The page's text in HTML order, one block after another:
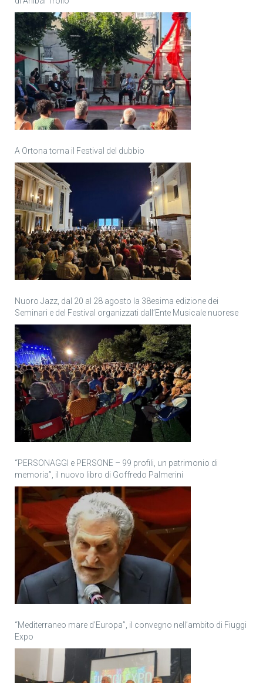
A Ortona torna il Festival del dubbio
Nuoro Jazz, dal 20 al 28 agosto la 38esima edizione dei
Seminari e del Festival organizzati dall’Ente Musicale nuorese
“PERSONAGGI e PERSONE – 99 profili, un patrimonio di
memoria”, il nuovo libro di Goffredo Palmerini
“Mediterraneo mare d’Europa”, il convegno nell’ambito di Fiuggi
Expo